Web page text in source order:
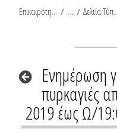
Επικαιρότητα /
Ενημέρωση
πυρκαγιές
2019 έως Ω/